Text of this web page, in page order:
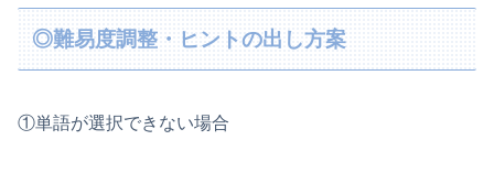
◎難易度調整・ヒントの出し方案
①単語が選択できない場合